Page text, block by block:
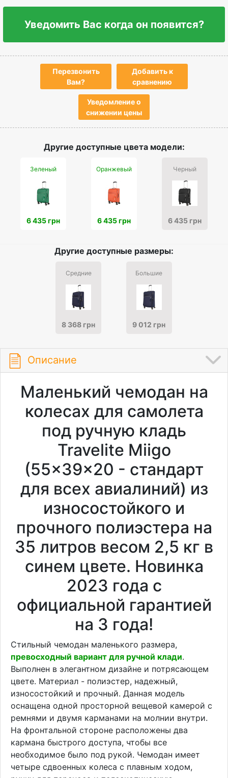
Уведомить Вас когда он появится?
Перезвонить
Вам?
Добавить к
сравнению
Уведомление о
снижении цены
Другие доступные цвета модели:
Зеленый
6 435 грн
Оранжевый
6 435 грн
Черный
6 435 грн
Другие доступные размеры:
Средние
8 368 грн
Большие
9 012 грн
Описание
Маленький чемодан на
колесах для самолета
под ручную кладь
Travelite Miigo
(55x39x20 - стандарт
для всех авиалиний) из
износостойкого и
прочного полиэстера на
35 литров весом 2,5 кг в
синем цвете. Новинка
2023 года с
официальной гарантией
на 3 года!
Стильный чемодан маленького размера,
превосходный вариант для ручной клади.
Выполнен в элегантном дизайне и потрясающем
цвете. Материал - полиэстер, надежный,
износостойкий и прочный. Данная модель
оснащена одной просторной вещевой камерой с
ремнями и двумя карманами на молнии внутри.
На фронтальной стороне расположены два
кармана быстрого доступа, чтобы все
необходимое было под рукой. Чемодан имеет
четыре сдвоенных колеса с плавным ходом,